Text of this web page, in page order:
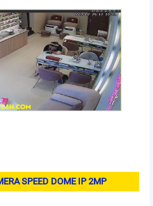
SPEED DOME IP 2MP